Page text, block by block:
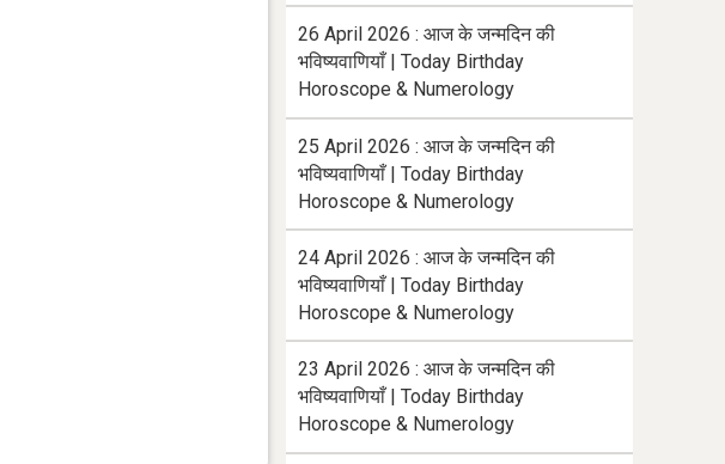
26 April 2026 : आज के जन्मदिन की
भविष्यवाणियाँ | Today Birthday
Horoscope & Numerology
25 April 2026 : आज के जन्मदिन की
भविष्यवाणियाँ | Today Birthday
Horoscope & Numerology
24 April 2026 : आज के जन्मदिन की
भविष्यवाणियाँ | Today Birthday
Horoscope & Numerology
23 April 2026 : आज के जन्मदिन की
भविष्यवाणियाँ | Today Birthday
Horoscope & Numerology